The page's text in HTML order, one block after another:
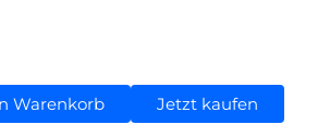
Warenkorb Jetzt kaufen